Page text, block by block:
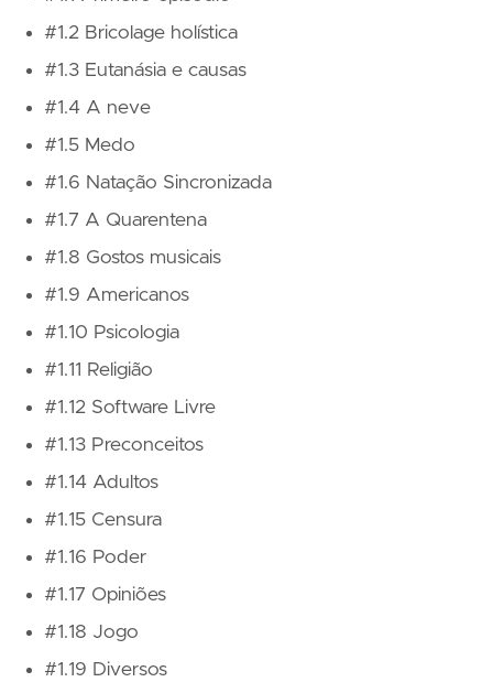
#1.2 Bricolage holística
#1.3 Eutanásia e causas
#1.4 A neve
#1.5 Medo
#1.6 Natação Sincronizada
#1.7 A Quarentena
#1.8 Gostos musicais
#1.9 Americanos
#1.10 Psicologia
#1.11 Religião
#1.12 Software Livre
#1.13 Preconceitos
#1.14 Adultos
#1.15 Censura
#1.16 Poder
#1.17 Opiniões
#1.18 Jogo
#1.19 Diversos